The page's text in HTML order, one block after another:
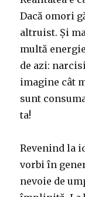
Dacă omori
altruist. Și
multă
de azi:
imagine cât
sunt
ta!
Revenind la
vorbi în
nevoie de